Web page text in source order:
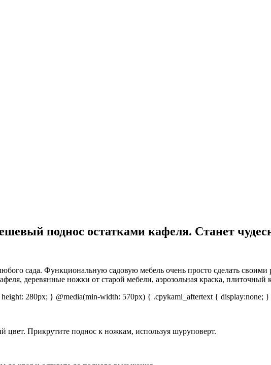
поднос остатками кафеля. Станет
сада. Функциональную садовую мебель очень просто сделать
деревянные ножки от старой мебели, аэрозольная краска, плиточный
280px; } @media(min-width: 570px) { .cpykami_aftertext { display:none;
Прикрутите поднос к ножкам, используя шуруповерт.